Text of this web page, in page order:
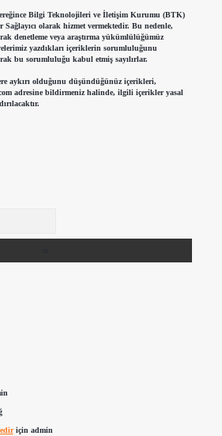
Bilgi Teknolojileri ve İletişim Kurumu (BTK)
Sağlayıcı olarak hizmet vermektedir. Bu nedenle,
denetleme veya araştırma yükümlülüğümüz
yazdıkları içeriklerin sorumluluğunu
bu sorumluluğu kabul etmiş sayılırlar.
aykırı olduğunu düşündüğünüz içerikleri,
adresine bildirmeniz halinde, ilgili içerikler yasal
için admin